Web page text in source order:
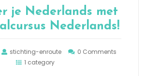
je Nederlands met
Nederlands!
stichting-enroute
0 Comments
1 category